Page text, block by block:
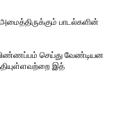
அமைத்திருக்கும் பாடல்களின்
விண்ணப்பம் செய்து வேண்டியன
இத்